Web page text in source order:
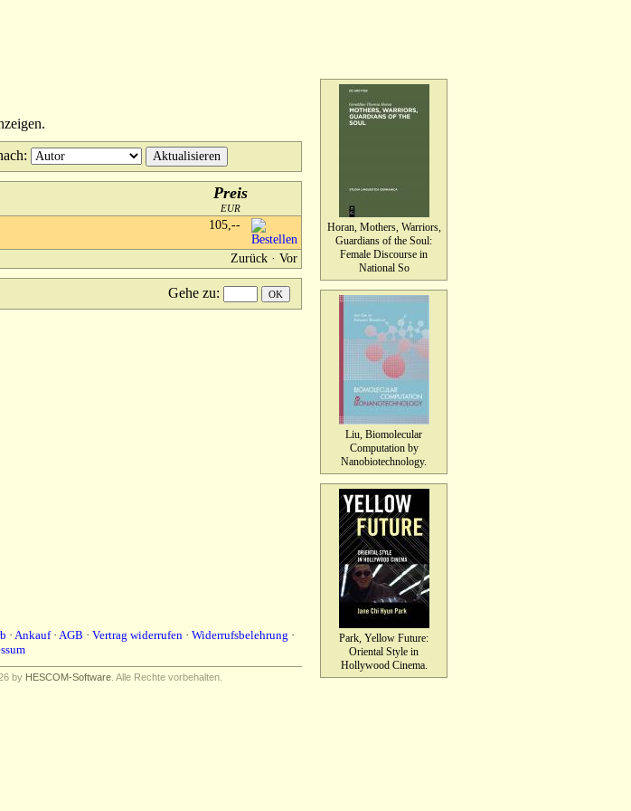
Horan, Mothers, Warriors,
Guardians of the Soul:
Female Discourse in
National So
Liu, Biomolecular
Computation by
Nanobiotechnology.
Park, Yellow Future:
Oriental Style in
Hollywood Cinema.
:
Preis
EUR
105,--
Zurück · Vor
Gehe zu:
· Ankauf· AGB · Vertrag widerrufen · Widerrufsbelehrung ·
by HESCOM-Software . Alle Rechte vorbehalten.